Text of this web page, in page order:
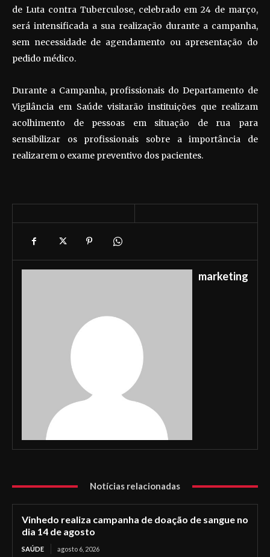
de Luta contra Tuberculose, celebrado em 24 de março,
será intensificada a sua realização durante a campanha,
sem necessidade de agendamento ou apresentação do
pedido médico.
Durante a Campanha, profissionais do Departamento de
Vigilância em Saúde visitarão instituições que realizam
acolhimento de pessoas em situação de rua para
sensibilizar os profissionais sobre a importância de
realizarem o exame preventivo dos pacientes.
marketing
Notícias relacionadas
Vinhedo realiza campanha de doação de sangue no
dia 14 de agosto
SAÚDE agosto 6, 2026